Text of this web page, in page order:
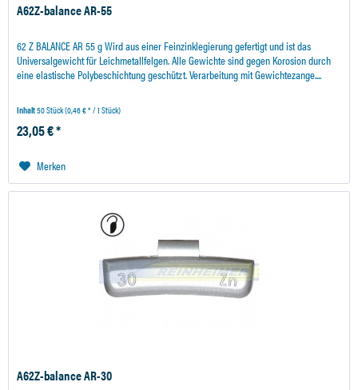
A62Z-balance AR-55
62 Z BALANCE AR 55 g Wird aus einer Feinzinklegierung gefertigt und ist das
Universalgewicht für Leichmetallfelgen. Alle Gewichte sind gegen Korosion durch
eine elastische Polybeschichtung geschützt. Verarbeitung mit Gewichtezange....
Inhalt50 Stück(0,46 € * / 1 Stück)
23,05 € *
Merken
A62Z-balance AR-30